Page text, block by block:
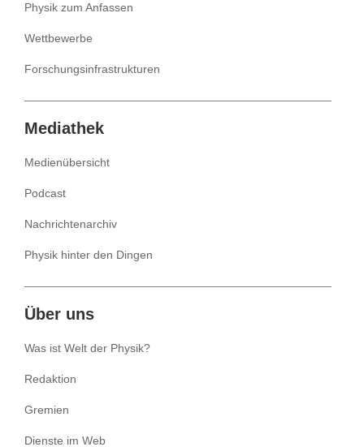
Physik zum Anfassen
Wettbewerbe
Forschungsinfrastrukturen
Mediathek
Medienübersicht
Podcast
Nachrichtenarchiv
Physik hinter den Dingen
Über uns
Was ist Welt der Physik?
Redaktion
Gremien
Dienste im Web